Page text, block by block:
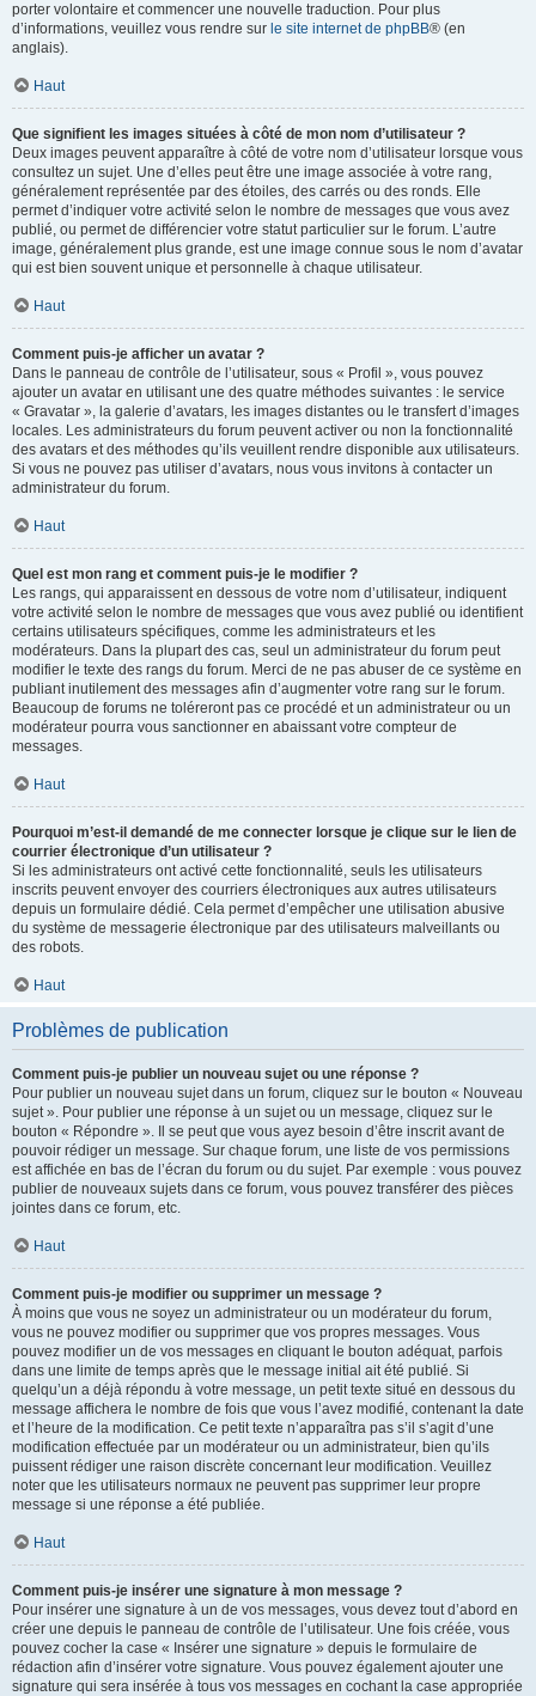
porter volontaire et commencer une nouvelle traduction. Pour plus
d’informations, veuillez vous rendre sur le site internet de phpBB® (en
anglais).
Haut
Que signifient les images situées à côté de mon nom d’utilisateur ?
Deux images peuvent apparaître à côté de votre nom d’utilisateur lorsque vous
consultez un sujet. Une d’elles peut être une image associée à votre rang,
généralement représentée par des étoiles, des carrés ou des ronds. Elle
permet d’indiquer votre activité selon le nombre de messages que vous avez
publié, ou permet de différencier votre statut particulier sur le forum. L’autre
image, généralement plus grande, est une image connue sous le nom d’avatar
qui est bien souvent unique et personnelle à chaque utilisateur.
Haut
Comment puis-je afficher un avatar ?
Dans le panneau de contrôle de l’utilisateur, sous « Profil », vous pouvez
ajouter un avatar en utilisant une des quatre méthodes suivantes : le service
« Gravatar », la galerie d’avatars, les images distantes ou le transfert d’images
locales. Les administrateurs du forum peuvent activer ou non la fonctionnalité
des avatars et des méthodes qu’ils veuillent rendre disponible aux utilisateurs.
Si vous ne pouvez pas utiliser d’avatars, nous vous invitons à contacter un
administrateur du forum.
Haut
Quel est mon rang et comment puis-je le modifier ?
Les rangs, qui apparaissent en dessous de votre nom d’utilisateur, indiquent
votre activité selon le nombre de messages que vous avez publié ou identifient
certains utilisateurs spécifiques, comme les administrateurs et les
modérateurs. Dans la plupart des cas, seul un administrateur du forum peut
modifier le texte des rangs du forum. Merci de ne pas abuser de ce système en
publiant inutilement des messages afin d’augmenter votre rang sur le forum.
Beaucoup de forums ne toléreront pas ce procédé et un administrateur ou un
modérateur pourra vous sanctionner en abaissant votre compteur de
messages.
Haut
Pourquoi m’est-il demandé de me connecter lorsque je clique sur le lien de
courrier électronique d’un utilisateur ?
Si les administrateurs ont activé cette fonctionnalité, seuls les utilisateurs
inscrits peuvent envoyer des courriers électroniques aux autres utilisateurs
depuis un formulaire dédié. Cela permet d’empêcher une utilisation abusive
du système de messagerie électronique par des utilisateurs malveillants ou
des robots.
Haut
Problèmes de publication
Comment puis-je publier un nouveau sujet ou une réponse ?
Pour publier un nouveau sujet dans un forum, cliquez sur le bouton « Nouveau
sujet ». Pour publier une réponse à un sujet ou un message, cliquez sur le
bouton « Répondre ». Il se peut que vous ayez besoin d’être inscrit avant de
pouvoir rédiger un message. Sur chaque forum, une liste de vos permissions
est affichée en bas de l’écran du forum ou du sujet. Par exemple : vous pouvez
publier de nouveaux sujets dans ce forum, vous pouvez transférer des pièces
jointes dans ce forum, etc.
Haut
Comment puis-je modifier ou supprimer un message ?
À moins que vous ne soyez un administrateur ou un modérateur du forum,
vous ne pouvez modifier ou supprimer que vos propres messages. Vous
pouvez modifier un de vos messages en cliquant le bouton adéquat, parfois
dans une limite de temps après que le message initial ait été publié. Si
quelqu’un a déjà répondu à votre message, un petit texte situé en dessous du
message affichera le nombre de fois que vous l’avez modifié, contenant la date
et l’heure de la modification. Ce petit texte n’apparaîtra pas s’il s’agit d’une
modification effectuée par un modérateur ou un administrateur, bien qu’ils
puissent rédiger une raison discrète concernant leur modification. Veuillez
noter que les utilisateurs normaux ne peuvent pas supprimer leur propre
message si une réponse a été publiée.
Haut
Comment puis-je insérer une signature à mon message ?
Pour insérer une signature à un de vos messages, vous devez tout d’abord en
créer une depuis le panneau de contrôle de l’utilisateur. Une fois créée, vous
pouvez cocher la case « Insérer une signature » depuis le formulaire de
rédaction afin d’insérer votre signature. Vous pouvez également ajouter une
signature qui sera insérée à tous vos messages en cochant la case appropriée